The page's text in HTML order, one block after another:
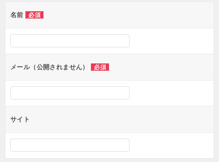
ー
シ
ョ
ン
名前 必須
メール（公開されません） 必須
サイト